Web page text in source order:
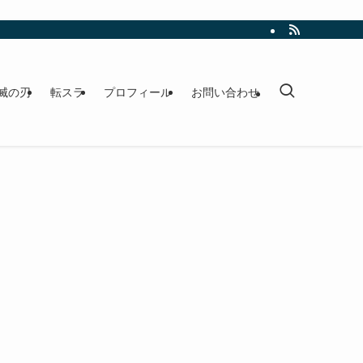
の刃 転スラ プロフィール お問い合わせ